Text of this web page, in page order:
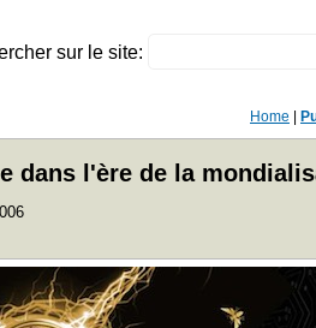
sur le site:
Home
dans l'ère de la